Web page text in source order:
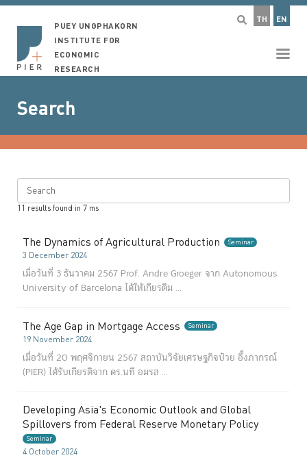
TH EN
PUEY UNGPHAKORN
INSTITUTE FOR
ECONOMIC
RESEARCH
Search
Search
11 results found in 7 ms
The Dynamics of Agricultural Production Seminar
3 December 2024
เมื่อวันที่ 3 ธันวาคม 2567 Prof. Andre Groeger จาก Autonomous
University of Barcelona ได้ให้เกียรติม ...
The Age Gap in Mortgage Access Seminar
19 November 2024
เมื่อวันที่ 20 พฤศจิกายน 2567 สถาบันวิจัยเศรษฐกิจป๋วย อึ๊งภากรณ์
(PIER) ได้รับเกียรติจาก ดร.นที อมรส ...
Developing Asia's Economic Outlook and Global
Spillovers from Federal Reserve Monetary Policy
Seminar
4 October 2024